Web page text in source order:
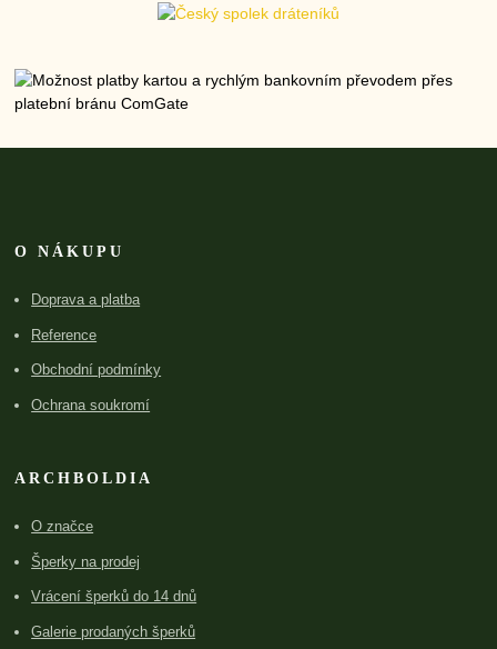
O NÁKUPU
Doprava a platba
Reference
Obchodní podmínky
Ochrana soukromí
ARCHBOLDIA
O značce
Šperky na prodej
Vrácení šperků do 14 dnů
Galerie prodaných šperků